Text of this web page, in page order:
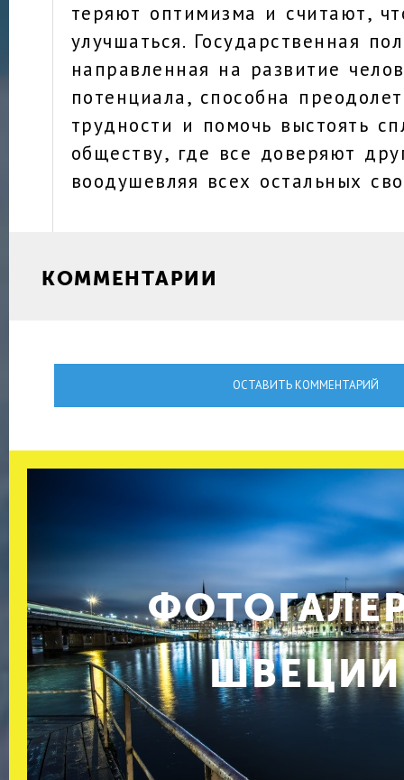
теряют оптимизма и считают,
улучшаться. Государственная
направленная на развитие
потенциала, способна
трудности и помочь выстоять
обществу, где все доверяют
воодушевляя всех остальных
КОММЕНТАРИИ
ОСТАВИТЬ КОММЕНТАРИЙ
ШВЕЦИИ